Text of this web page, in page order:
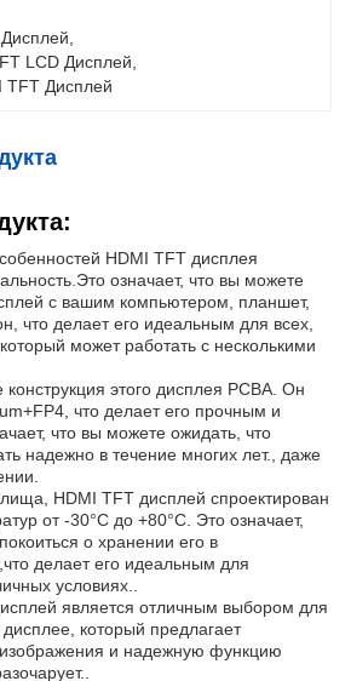
LCD Дисплей
TFT Дисплей
HDMI TFT дисплея
означает, что вы можете
с вашим компьютером, планшет,
что делает его идеальным для всех,
может работать с несколькими
этого дисплея PCBA. Он
что делает его прочным и
что вы можете ожидать, что
надежно в течение многих лет., даже
HDMI TFT дисплей спроектирован
от -30°C до +80°C. Это означает,
о хранении его в
делает его идеальным для
условиях..
является отличным выбором для
дисплее, который предлагает
и надежную функцию